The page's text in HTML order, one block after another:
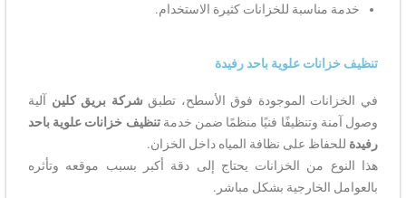
خدمة مناسبة للخزانات كثيرة الاستخدام.
تنظيف خزانات علوية باحد رفيدة
في الخزانات الموجودة فوق الأسطح، تطبق شركة بريق كلين آلية
وصول آمنة وتنظيفًا فنيًا منظمًا ضمن خدمةتنظيف خزانات علوية باحد
رفيدة للحفاظ على نظافة المياه داخل الخزان.
هذا النوع من الخزانات يحتاج إلى دقة أكبر بسبب موقعه وتأثره
بالعوامل الخارجية بشكل مباشر.